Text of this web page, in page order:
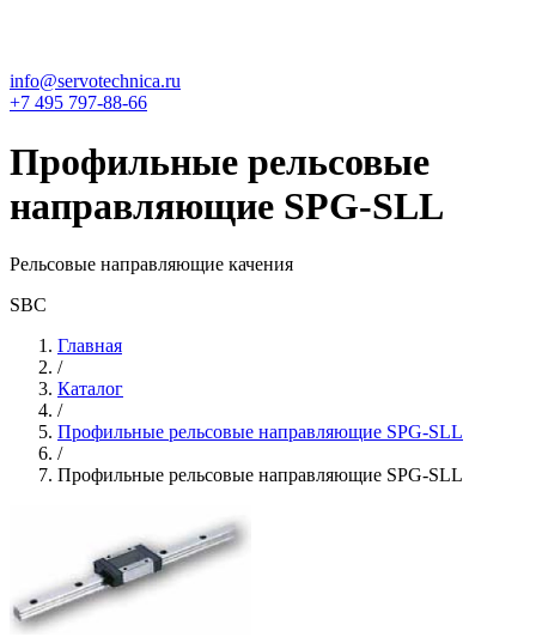
info@servotechnica.ru
+7 495 797-88-66
Профильные рельсовые
направляющие SPG-SLL
Рельсовые направляющие качения
SBC
Главная
/
Каталог
/
Профильные рельсовые направляющие SPG-SLL
/
Профильные рельсовые направляющие SPG-SLL